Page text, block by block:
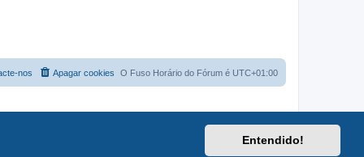
Entendido!
O Fuso Horário do Fórum é UTC+01:00
Apagar cookies
nos